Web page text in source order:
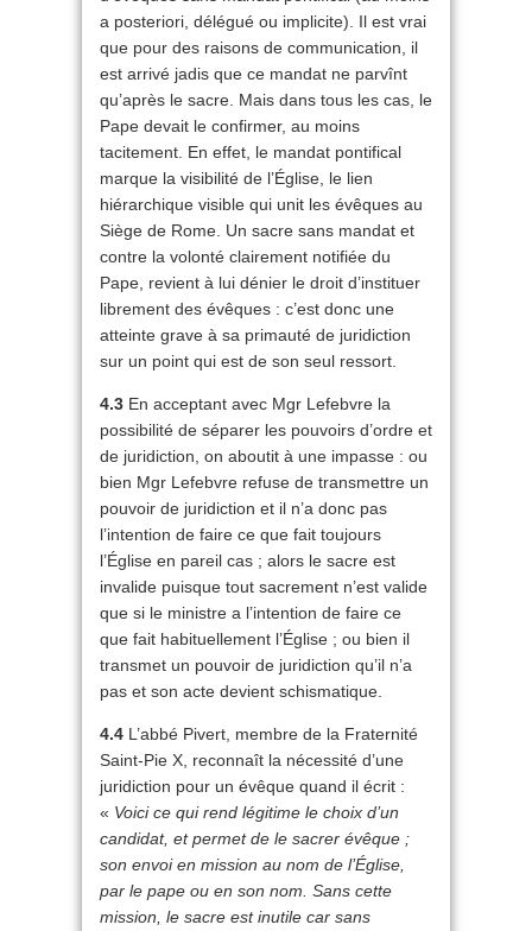
a posteriori, délégué ou implicite). Il est vrai
que pour des raisons de communication, il
est arrivé jadis que ce mandat ne parvînt
qu’après le sacre. Mais dans tous les cas, le
Pape devait le confirmer, au moins
tacitement. En effet, le mandat pontifical
marque la visibilité de l’Église, le lien
hiérarchique visible qui unit les évêques au
Siège de Rome. Un sacre sans mandat et
contre la volonté clairement notifiée du
Pape, revient à lui dénier le droit d’instituer
librement des évêques : c’est donc une
atteinte grave à sa primauté de juridiction
sur un point qui est de son seul ressort.
4.3 En acceptant avec Mgr Lefebvre la
possibilité de séparer les pouvoirs d’ordre et
de juridiction, on aboutit à une impasse : ou
bien Mgr Lefebvre refuse de transmettre un
pouvoir de juridiction et il n’a donc pas
l’intention de faire ce que fait toujours
l’Église en pareil cas ; alors le sacre est
invalide puisque tout sacrement n’est valide
que si le ministre a l’intention de faire ce
que fait habituellement l’Église ; ou bien il
transmet un pouvoir de juridiction qu’il n’a
pas et son acte devient schismatique.
4.4 L’abbé Pivert, membre de la Fraternité
Saint-Pie X, reconnaît la nécessité d’une
juridiction pour un évêque quand il écrit :
« Voici ce qui rend légitime le choix d’un
candidat, et permet de le sacrer évêque ;
son envoi en mission au nom de l’Église,
par le pape ou en son nom. Sans cette
mission, le sacre est inutile car sans